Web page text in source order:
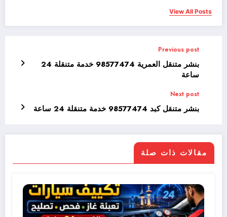
View All Posts
Previous post
بنشر متنقل العمرية 98577474 خدمة متنقلة 24
ساعة
Next post
بنشر متنقل كبد 98577474 خدمة متنقلة 24 ساعة
مقالات ذات صلة